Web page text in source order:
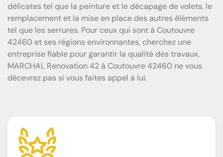
délicates tel que la peinture et le décapage de volets, le
remplacement et la mise en place des autres éléments
tel que les serrures. Pour ceux qui sont à Coutouvre
42460 et ses régions environnantes, cherchez une
entreprise fiable pour garantir la qualité des travaux.
MARCHAL Renovation 42 à Coutouvre 42460 ne vous
décevrez pas si vous faites appel à lui.